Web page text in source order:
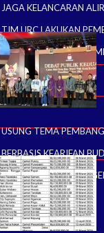
JAGA KELANCARAN
TIM URC LAKUKAN
MATERIAL POHON
SUNGAI NGAMPEL
USUNG TEMA
BERBASIS KEARIFAN
KOTA KEDIRI SUKSES
KEDUA